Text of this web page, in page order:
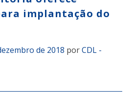
implantação do
de 2018 porCDL -